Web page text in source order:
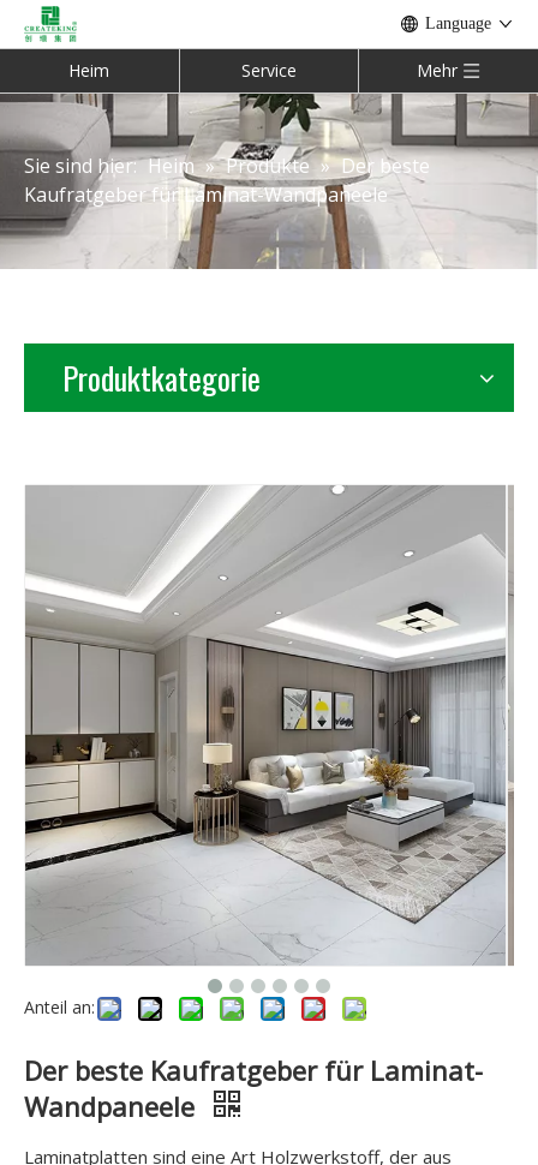
Language
Heim Service Mehr
Sie sind hier: Heim » Produkte » Der beste
Kaufratgeber für Laminat-Wandpaneele
Produktkategorie
Anteil an:
Der beste Kaufratgeber für Laminat-
Wandpaneele
Laminatplatten sind eine Art Holzwerkstoff, der aus